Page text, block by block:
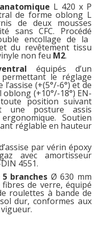
L 420 x P
de forme oblong L
de deux mousses
sans CFC. Procédé
encollage de la
du revêtement tissu
non feu M2.
équipés d’un
permettant le réglage
(+(5°/-6°) et de
(+10°/-18°) EN-
position suivant
une posture assis
Soutien
réglable en hauteur
par vérin époxy
avec amortisseur
4551.
branches Ø 630 mm
de verre, équipé
roulettes à bande de
dur, conformes aux